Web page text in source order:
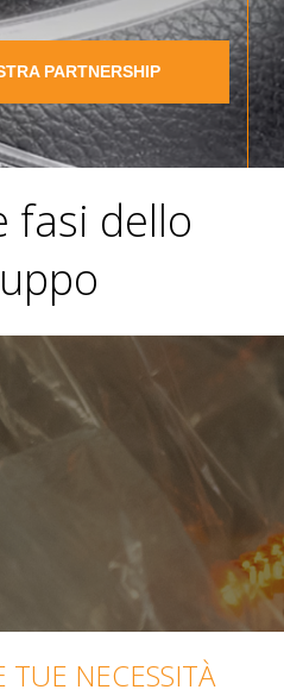
PARTNERSHIP
fasi dello
NECESSITÀ